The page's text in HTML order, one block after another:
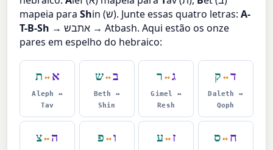
mapeia paraSh in (ש). Junte essas quatro letras:A-
T-B-Sh → אתבש → Atbash. Aqui estão os onze
pares em espelho do hebraico:
א ↔ ת
Aleph ↔
Tav
ב↔ש
Beth ↔
Shin
ג↔ ר
Gimel ↔
Resh
ד↔ ק
Daleth ↔
Qoph
ה ↔צ ו↔ פ ז ↔ ע ח ↔ס